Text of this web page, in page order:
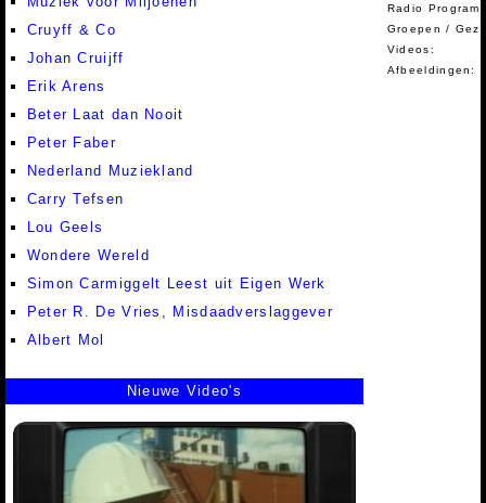
Cruyff & Co
Johan Cruijff
Erik Arens
Beter Laat dan Nooit
Peter Faber
Nederland Muziekland
Carry Tefsen
Lou Geels
Wondere Wereld
Simon Carmiggelt Leest uit Eigen Werk
Peter R. De Vries, Misdaadverslaggever
Albert Mol
Radio
Groepen /
Videos:
Afbeeldingen:
Nieuwe Video's